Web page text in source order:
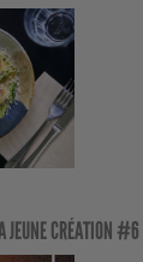
JEUNE CRÉATION #6